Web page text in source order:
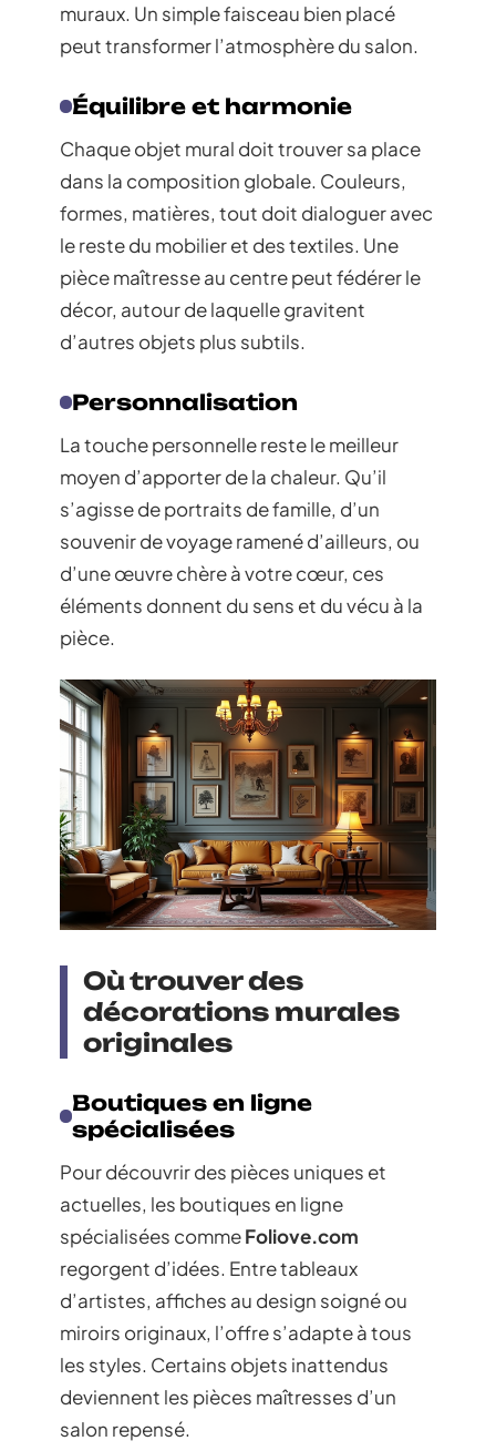
muraux. Un simple faisceau bien placé
peut transformer l’atmosphère du salon.
Équilibre et harmonie
Chaque objet mural doit trouver sa place
dans la composition globale. Couleurs,
formes, matières, tout doit dialoguer avec
le reste du mobilier et des textiles. Une
pièce maîtresse au centre peut fédérer le
décor, autour de laquelle gravitent
d’autres objets plus subtils.
Personnalisation
La touche personnelle reste le meilleur
moyen d’apporter de la chaleur. Qu’il
s’agisse de portraits de famille, d’un
souvenir de voyage ramené d’ailleurs, ou
d’une œuvre chère à votre cœur, ces
éléments donnent du sens et du vécu à la
pièce.
Où trouver des
décorations murales
originales
Boutiques en ligne
spécialisées
Pour découvrir des pièces uniques et
actuelles, les boutiques en ligne
spécialisées commeFoliove.com
regorgent d’idées. Entre tableaux
d’artistes, affiches au design soigné ou
miroirs originaux, l’offre s’adapte à tous
les styles. Certains objets inattendus
deviennent les pièces maîtresses d’un
salon repensé.